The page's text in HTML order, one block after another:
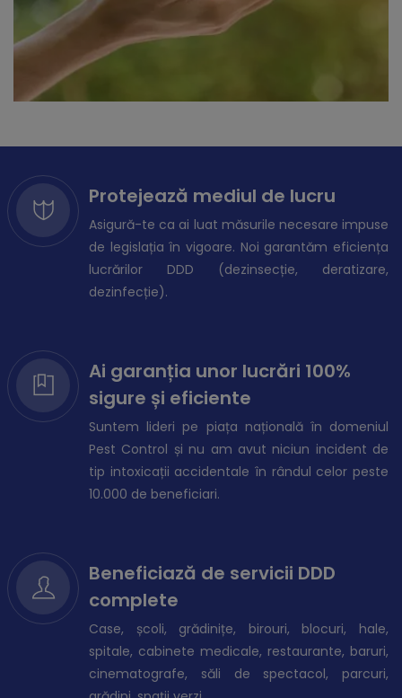
Protejează mediul de lucru
Asigură-te ca ai luat măsurile necesare impuse
de legislația în vigoare. Noi garantăm eficiența
lucrărilor DDD (dezinsecție, deratizare,
dezinfecție).
Ai garanția unor lucrări 100%
sigure și eficiente
Suntem lideri pe piața națională în domeniul
Pest Control și nu am avut niciun incident de
tip intoxicații accidentale în rândul celor peste
10.000 de beneficiari.
Beneficiază de servicii DDD
complete
Case, școli, grădinițe, birouri, blocuri, hale,
spitale, cabinete medicale, restaurante, baruri,
cinematografe, săli de spectacol, parcuri,